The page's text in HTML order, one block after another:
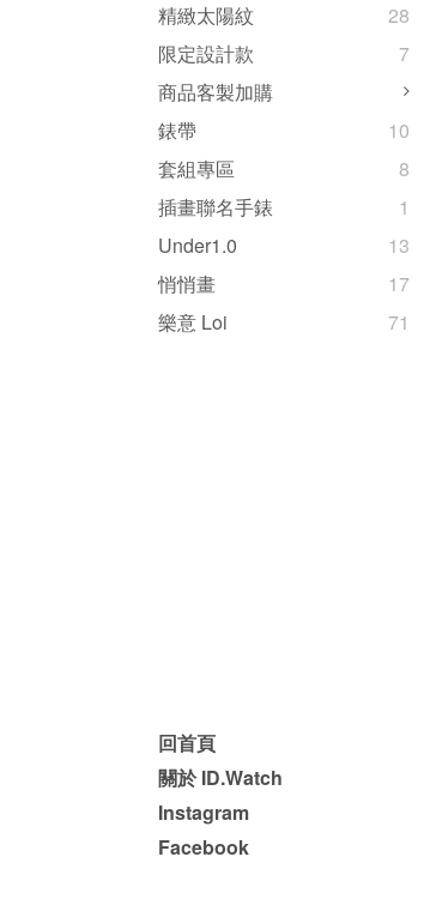
精緻太陽紋
28
限定設計款
7
商品客製加購
錶帶
10
套組專區
8
插畫聯名手錶
1
Under1.0
13
悄悄畫
17
樂意 Loi
71
回首頁
關於 ID.Watch
Instagram
Facebook